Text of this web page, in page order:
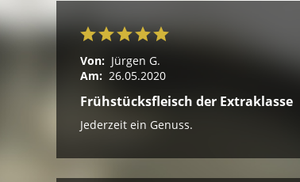
Von: Jürgen G.
Am: 26.05.2020
Frühstücksfleisch der Extraklasse
Jederzeit ein Genuss.